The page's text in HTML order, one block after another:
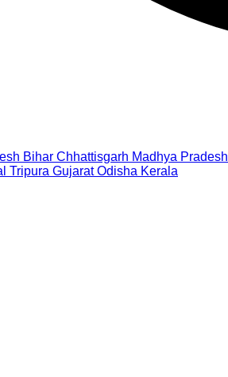
Bihar Chhattisgarh Madhya Pradesh
Tripura Gujarat Odisha Kerala